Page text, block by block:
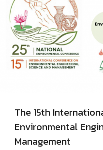
The 15th
Environmental
Management